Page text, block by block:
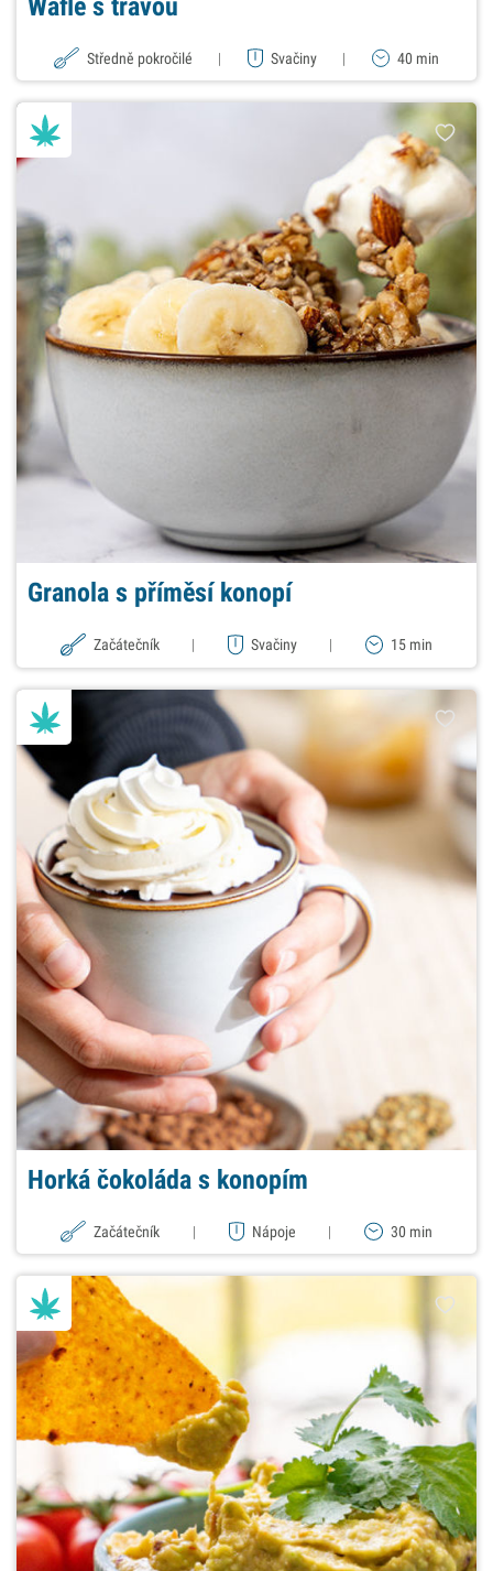
Wafle s trávou
Středně pokročilé | Svačiny | 40 min
Granola s příměsí konopí
Začátečník | Svačiny | 15 min
Horká čokoláda s konopím
Začátečník | Nápoje | 30 min